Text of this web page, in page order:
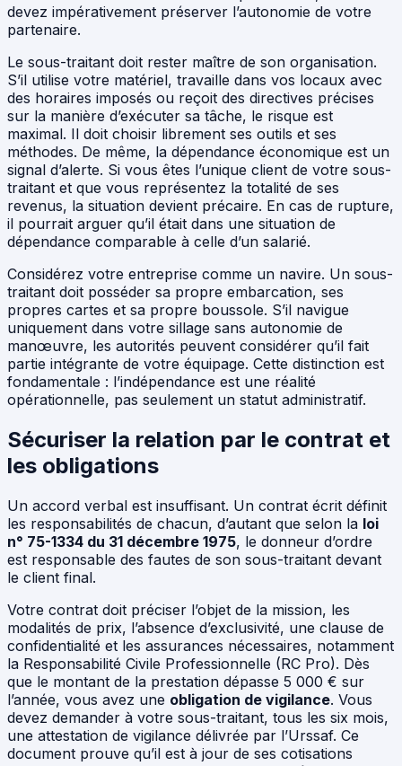
devez impérativement préserver l’autonomie de votre
partenaire.
Le sous-traitant doit rester maître de son organisation.
S’il utilise votre matériel, travaille dans vos locaux avec
des horaires imposés ou reçoit des directives précises
sur la manière d’exécuter sa tâche, le risque est
maximal. Il doit choisir librement ses outils et ses
méthodes. De même, la dépendance économique est un
signal d’alerte. Si vous êtes l’unique client de votre sous-
traitant et que vous représentez la totalité de ses
revenus, la situation devient précaire. En cas de rupture,
il pourrait arguer qu’il était dans une situation de
dépendance comparable à celle d’un salarié.
Considérez votre entreprise comme un navire. Un sous-
traitant doit posséder sa propre embarcation, ses
propres cartes et sa propre boussole. S’il navigue
uniquement dans votre sillage sans autonomie de
manœuvre, les autorités peuvent considérer qu’il fait
partie intégrante de votre équipage. Cette distinction est
fondamentale : l’indépendance est une réalité
opérationnelle, pas seulement un statut administratif.
Sécuriser la relation par le contrat et
les obligations
Un accord verbal est insuffisant. Un contrat écrit définit
les responsabilités de chacun, d’autant que selon la loi
n° 75-1334 du 31 décembre 1975, le donneur d’ordre
est responsable des fautes de son sous-traitant devant
le client final.
Votre contrat doit préciser l’objet de la mission, les
modalités de prix, l’absence d’exclusivité, une clause de
confidentialité et les assurances nécessaires, notamment
la Responsabilité Civile Professionnelle (RC Pro). Dès
que le montant de la prestation dépasse 5 000 € sur
l’année, vous avez une obligation de vigilance. Vous
devez demander à votre sous-traitant, tous les six mois,
une attestation de vigilance délivrée par l’Urssaf. Ce
document prouve qu’il est à jour de ses cotisations